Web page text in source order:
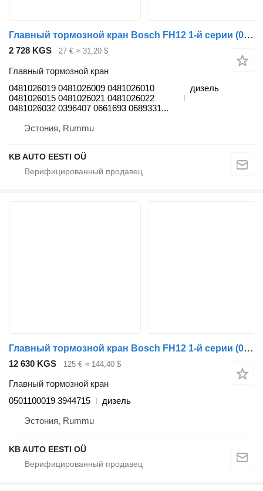
Главный тормозной кран Bosch FH12 1-й серии (01.93-12.02) 0481026019 для грузовика Volvo FH12, FH16, NH12, FH, VNL780 (1993-2014)
2 728 KGS 27 € ≈ 31,20 $
Главный тормозной кран
0481026019 0481026009 0481026010
0481026015 0481026021 0481026022
0481026032 0396407 0661693 0689331...
дизель
Эстония, Rummu
KB AUTO EESTI OÜ
Главный тормозной кран Bosch FH12 1-й серии (01.93-12.02) 0501100019 для грузовика Volvo FH12, FH16, NH12, FH, VNL780 (1993-2014)
12 630 KGS 125 € ≈ 144,40 $
Главный тормозной кран
0501100019 3944715
дизель
Эстония, Rummu
KB AUTO EESTI OÜ